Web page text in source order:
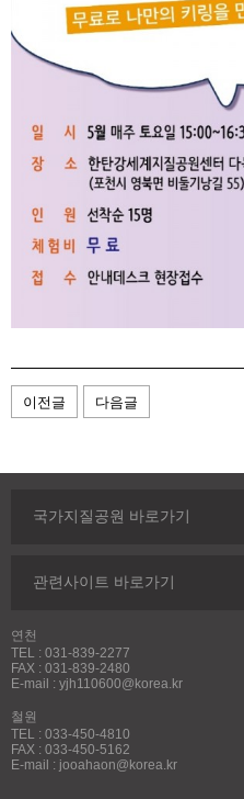
이전글 다음글
연천
TEL : 031-839-2277
FAX : 031-839-2480
E-mail : yjh110600@korea.kr
철원
TEL : 033-450-4810
FAX : 033-450-5162
E-mail : jooahaon@korea.kr
국가지질공원 바로가기
관련사이트 바로가기